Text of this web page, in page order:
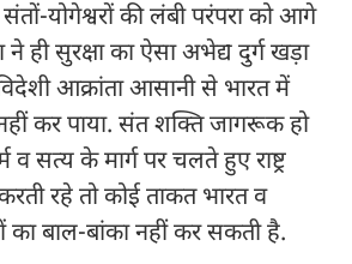
योगेश्वरों की लंबी परंपरा को आगे
ही सुरक्षा का ऐसा अभेद्य दुर्ग खड़ा
आक्रांता आसानी से भारत में
कर पाया. संत शक्ति जागरूक हो
व सत्य के मार्ग पर चलते हुए राष्ट्र
रहे तो कोई ताकत भारत व
का बाल-बांका नहीं कर सकती है.